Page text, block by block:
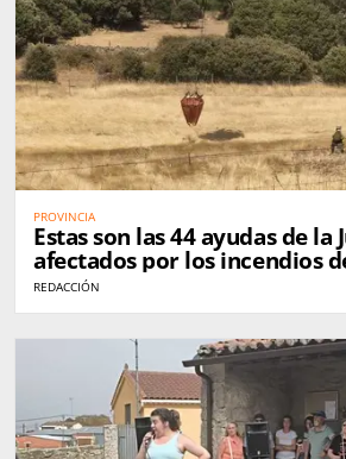
PROVINCIA
Estas son las 44 ayudas de la
afectados por los incendios
REDACCIÓN